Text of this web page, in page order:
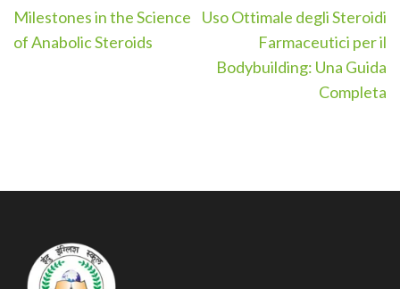
Post
navigation
Milestones in the Science
of Anabolic Steroids
Uso Ottimale degli Steroidi
Farmaceutici per il
Bodybuilding: Una Guida
Completa